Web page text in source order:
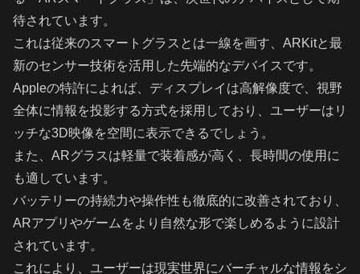
待されています。
これは従来のスマートグラスとは一線を画す、ARKitと最
新のセンサー技術を活用した先端的なデバイスです。
Appleの特許によれば、ディスプレイは高解像度で、視野
全体に情報を投影する方式を採用しており、ユーザーはリ
ッチな3D映像を空間に表示できるでしょう。
また、ARグラスは軽量で装着感が高く、長時間の使用に
も適しています。
バッテリーの持続力や操作性も徹底的に改善されており、
ARアプリやゲームをより自然な形で楽しめるように設計
されています。
これにより、ユーザーは現実世界にバーチャルな情報をシ